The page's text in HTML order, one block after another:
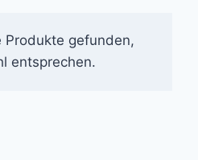
Produkte gefunden,
entsprechen.